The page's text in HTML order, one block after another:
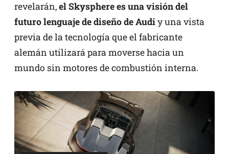
revelarán,el Skysphere es una visión del
futuro lenguaje de diseño de Audiy una vista
previa de la tecnología que el fabricante
alemán utilizará para moverse hacia un
mundo sin motores de combustión interna.